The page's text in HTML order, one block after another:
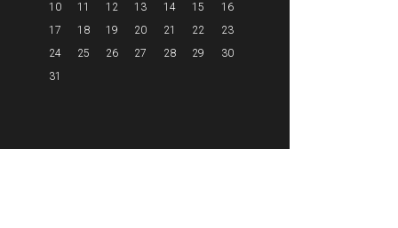
10
11 12 13 14 15
16
17
18 19 20 21 22
23
24
25 26 27 28 29
30
31